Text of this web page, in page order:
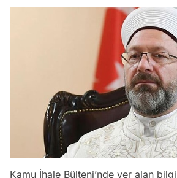
Kamu İhale Bülteni’nde yer alan